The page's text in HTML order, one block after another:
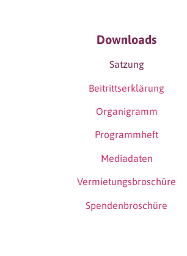
Downloads
Satzung
Beitrittserklärung
Organigramm
Programmheft
Mediadaten
Vermietungsbroschüre
Spendenbroschüre